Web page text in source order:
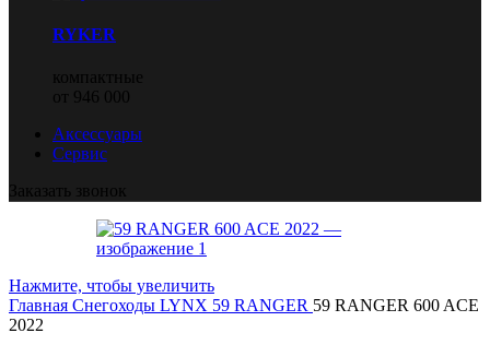
RYKER
компактные
от 946 000
Аксессуары
Сервис
Заказать звонок
Нажмите, чтобы увеличить
Главная Снегоходы LYNX 59 RANGER 59 RANGER 600 ACE
2022